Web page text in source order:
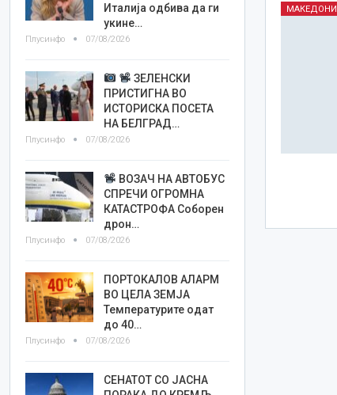
Италија одбива да ги
укине…
Плусинфо 07/08/2026
ЗЕЛЕНСКИ
ПРИСТИГНА ВО
ИСТОРИСКА ПОСЕТА
НА БЕЛГРАД…
Плусинфо 07/08/2026
ВОЗАЧ НА АВТОБУС
СПРЕЧИ ОГРОМНА
КАТАСТРОФА Соборен
дрон…
Плусинфо 07/08/2026
ПОРТОКАЛОВ АЛАРМ
ВО ЦЕЛА ЗЕМЈА
Температурите одат
до 40…
Плусинфо 07/08/2026
СЕНАТОТ СО ЈАСНА